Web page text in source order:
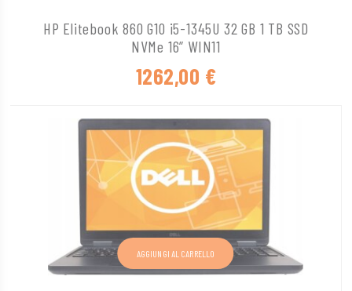
HP Elitebook 860 G10 i5-1345U 32 GB 1 TB SSD
NVMe 16” WIN11
1262,00 €
AGGIUNGI AL CARRELLO